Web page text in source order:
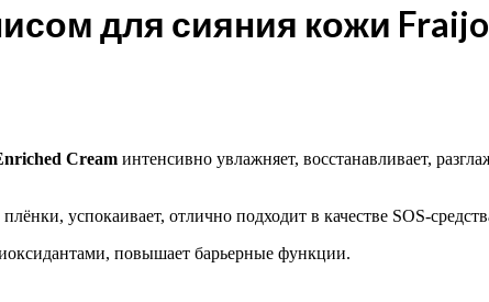
для сияния кожи
Creamинтенсивно увлажняет, восстанавливает,
успокаивает, отлично подходит в качестве SOS-
повышает барьерные функции.